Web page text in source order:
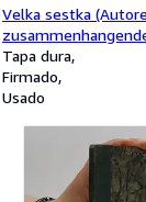
Velka sestka
Tapa dura
Firmado
Usado